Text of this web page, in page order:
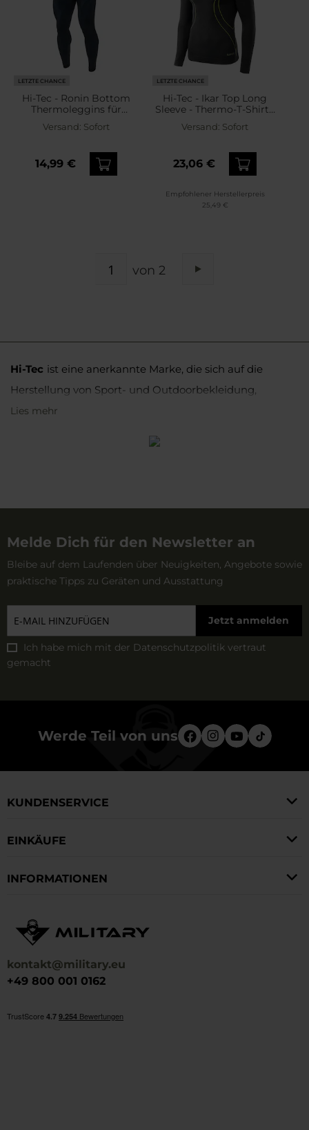
LETZTE CHANCE
Hi-Tec - Ronin Bottom
Thermoleggins für
Herren - Graphite
Versand: Sofort
14,99 €
LETZTE CHANCE
Hi-Tec - Ikar Top Long
Sleeve - Thermo-T-Shirt -
Black/Lime Punch
Versand: Sofort
23,06 €
Empfohlener Herstellerpreis
25,49 €
von 2
Lies mehr
Hi-Tec ist eine anerkannte Marke, die sich auf die
Herstellung von Sport- und Outdoorbekleidung,
Schuhen und Accessoires spezialisiert hat. Sie ist vor
Ursprung und Anfänge der
Marke
Die Marke Hi-Tec wurde 1974 von dem Niederländer
Herkunft des Gründers funktionierte das Unternehmen
von Anfang an als britisches Unternehmen. Frank Van
Wezel, begeistert von Sport und körperlicher Aktivität,
Hi-Tec bietet eine breite Palette von Produkten für
Outdoor-Schuhe
Fleecejacken, T-Shirts und Funktionsunterwäsche.
Accessoires– Rucksäcke, Taschen, Mützen,
körperliche Aktivitäten unterstützen.
Melde Dich für den Newsletter an
Bleibe auf dem Laufenden über Neuigkeiten, Angebote sowie
praktische Tipps zu Geräten und Ausstattung
Jetzt anmelden
Ich habe mich mit der Datenschutzpolitik vertraut
gemacht
Werde Teil von uns
kontakt@military.eu
+49 800 001 0162
KUNDENSERVICE
EINKÄUFE
INFORMATIONEN